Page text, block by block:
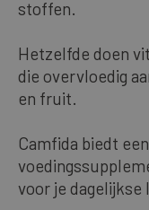
stoffen.
Hetzelfde doen
die overvloedig
en fruit.
Camfida biedt
voor je dagelijkse